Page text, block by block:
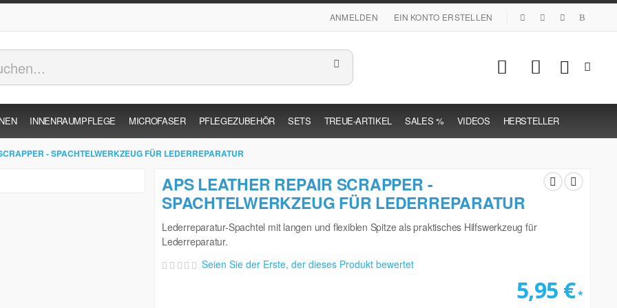
ANMELDEN EIN KONTO ERSTELLEN
Mein
INNENRAUMPFLEGE MICROFASER PFLEGEZUBEHÖR SETS TREUE-ARTIKEL SALES % VIDEOS HERSTELLER
- SPACHTELWERKZEUG FÜR LEDERREPARATUR
APS LEATHER REPAIR SCRAPPER -
SPACHTELWERKZEUG FÜR LEDERREPARATUR
Lederreparatur-Spachtel mit langen und flexiblen Spitze als praktisches Hilfswerkzeug für
Lederreparatur.
Seien Sie der Erste, der dieses Produkt bewertet
5,95 €